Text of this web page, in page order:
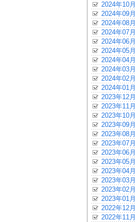
2024年10月
2024年09月
2024年08月
2024年07月
2024年06月
2024年05月
2024年04月
2024年03月
2024年02月
2024年01月
2023年12月
2023年11月
2023年10月
2023年09月
2023年08月
2023年07月
2023年06月
2023年05月
2023年04月
2023年03月
2023年02月
2023年01月
2022年12月
2022年11月